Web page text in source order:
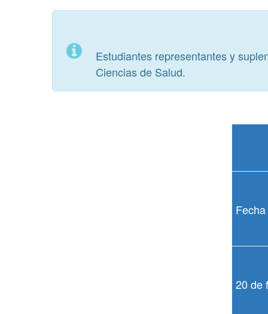
Estudiantes representantes y
Ciencias de Salud.
Fecha
20 de